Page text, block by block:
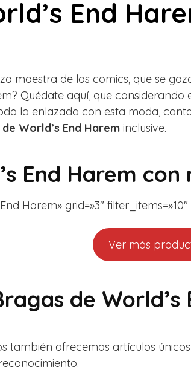
End
maestra de los comics, que se
Quédate aquí, que
lo enlazado con esta moda,
World’s End Harem inclusive.
End Harem con
Harem» grid=»3″
Ver más
de
también ofrecemos artículos